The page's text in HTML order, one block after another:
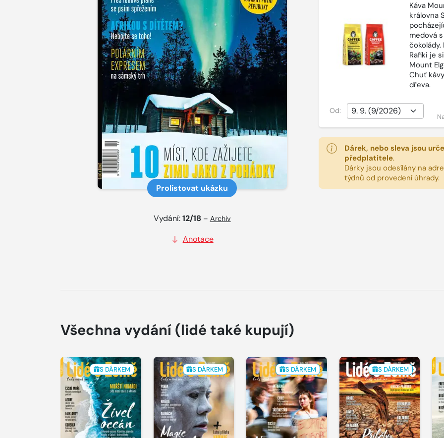
Prolistovat ukázku
Vydání:12/18 – Archiv
Anotace
Káva
královna
medová
Rafiki je
Mount
Chuť
dřeva.
Od:
Dárek, nebo sleva jsou
předplatitele.
Dárky jsou odesílány na
týdnů od provedení úhrady.
Všechna vydání (lidé také kupují)
S DÁRKEM S DÁRKEM S DÁRKEM S DÁRKEM